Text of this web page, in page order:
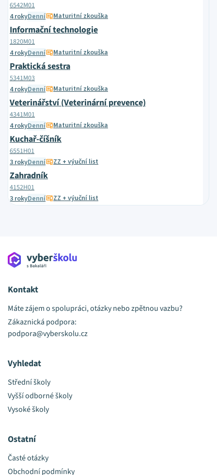
6542M01
4 rokyDenní Maturitní zkouška
Informační technologie
1820M01
4 rokyDenní Maturitní zkouška
Praktická sestra
5341M03
4 rokyDenní Maturitní zkouška
Veterinářství (Veterinární prevence)
4341M01
4 rokyDenní Maturitní zkouška
Kuchař-číšník
6551H01
3 rokyDenní ZZ + výuční list
Zahradník
4152H01
3 rokyDenní ZZ + výuční list
Kontakt
Máte zájem o spolupráci, otázky nebo zpětnou vazbu?
Zákaznická podpora:
podpora@vyberskolu.cz
Vyhledat
Střední školy
Vyšší odborné školy
Vysoké školy
Ostatní
Časté otázky
Obchodní podmínky